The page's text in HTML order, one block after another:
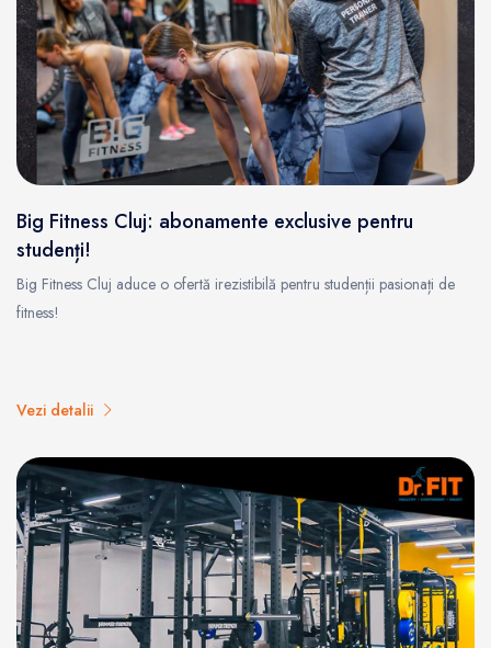
Big Fitness Cluj: abonamente exclusive pentru
studenți!
Big Fitness Cluj aduce o ofertă irezistibilă pentru studenții pasionați de
fitness!
Vezi detalii